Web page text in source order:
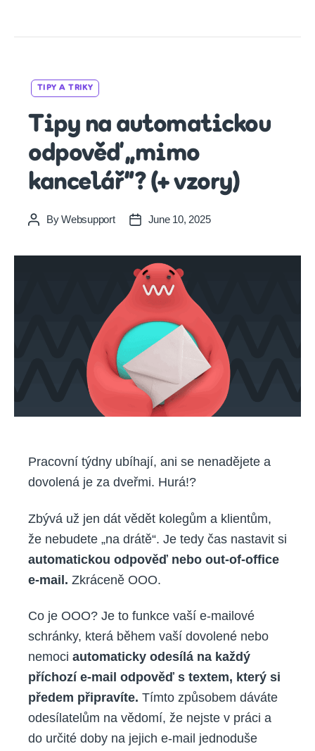
TIPY A TRIKY
Tipy na automatickou
odpověď „mimo
kancelář“? (+ vzory)
PostByWebsupport
PostJune 10, 2025
Pracovní týdny ubíhají, ani se nenadějete a
dovolená je za dveřmi. Hurá!?
Zbývá už jen dát vědět kolegům a klientům,
že nebudete „na drátě“. Je tedy čas nastavit si
automatickou odpověď nebo out-of-office
e-mail. Zkráceně OOO.
Co je OOO? Je to funkce vaší e-mailové
schránky, která během vaší dovolené nebo
nemoci automaticky odesílá na každý
příchozí e-mail odpověď s textem, který si
předem připravíte. Tímto způsobem dáváte
odesílatelům na vědomí, že nejste v práci a
do určité doby na jejich e-mail jednoduše